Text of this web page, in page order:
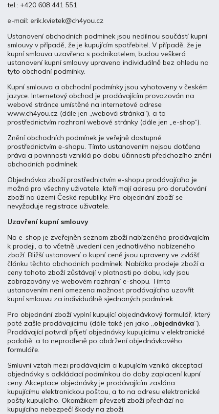
tel.: +420 608 441 551
e-mail: erik.kvietek@ch4you.cz
Ustanovení obchodních podmínek jsou nedílnou součástí kupní
smlouvy v případě, že je kupujícím spotřebitel. V případě, že je
kupní smlouva uzavřena s podnikatelem, budou veškerá
ustanovení kupní smlouvy upravena individuálně bez ohledu na
tyto obchodní podmínky.
Kupní smlouva a obchodní podmínky jsou vyhotoveny v českém
jazyce. Internetový obchod je prodávajícím provozován na
webové stránce umístěné na internetové adrese
www.ch4you.cz (dále jen „webová stránka“), a to
prostřednictvím rozhraní webové stránky (dále jen „e-shop“).
Znění obchodních podmínek je veřejně dostupné
prostřednictvím e-shopu. Tímto ustanovením nejsou dotčena
práva a povinnosti vzniklá po dobu účinnosti předchozího znění
obchodních podmínek.
Objednávka zboží prostřednictvím e-shopu prodávajícího je
možná pro všechny uživatele, kteří mají adresu pro doručování
zboží na území České republiky. Pro objednání zboží se
nevyžaduje registrace uživatele.
Uzavření kupní smlouvy
Na e-shop je zveřejněn seznam zboží nabízeného prodávajícím
k prodeji, a to včetně uvedení cen jednotlivého nabízeného
zboží. Bližší ustanovení o kupní ceně jsou upraveny ve zvlášť
článku těchto obchodních podmínek. Nabídka prodeje zboží a
ceny tohoto zboží zůstávají v platnosti po dobu, kdy jsou
zobrazovány ve webovém rozhraní e-shopu. Tímto
ustanovením není omezena možnost prodávajícího uzavřít
kupní smlouvu za individuálně sjednaných podmínek.
Pro objednání zboží vyplní kupující objednávkový formulář, který
poté zašle prodávajícímu (dále také jen jako „objednávka“).
Prodávající potvrdí přijetí objednávky kupujícímu v elektronické
podobě, a to neprodleně po obdržení objednávkového
formuláře.
Smluvní vztah mezi prodávajícím a kupujícím vzniká akceptací
objednávky s odkládací podmínkou do doby zaplacení kupní
ceny. Akceptace objednávky je prodávajícím zaslána
kupujícímu elektronickou poštou, a to na adresu elektronické
pošty kupujícího. Okamžikem převzetí zboží přechází na
kupujícího nebezpečí škody na zboží.